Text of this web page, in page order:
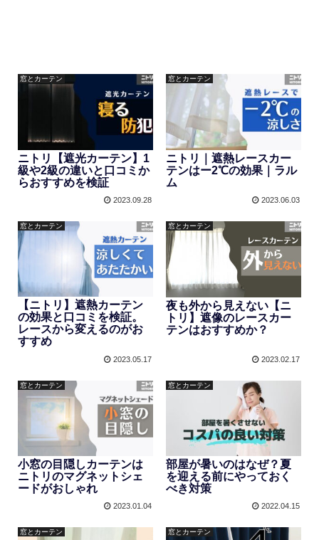
窓とカーテン
ニトリ【遮光カーテン】1
級や2級の違いと口コミか
らおすすめを検証
2023.09.28
窓とカーテン
ニトリ｜遮熱レースカー
テンはー2℃の効果｜ラル
ム
2023.06.03
窓とカーテン
【ニトリ】遮熱カーテン
の効果と口コミを検証。
レースから変えるのがお
すすめ
2023.05.17
窓とカーテン
夜も外から見えない【ニ
トリ】遮像のレースカー
テンはおすすめか？
2023.02.17
窓とカーテン
小窓の目隠しカーテンは
ニトリのマグネットシェ
ードがおしゃれ
2023.01.04
窓とカーテン
部屋が暑いのはなぜ？夏
を迎える前にやっておく
べき対策
2022.04.15
窓とカーテン 窓とカーテン